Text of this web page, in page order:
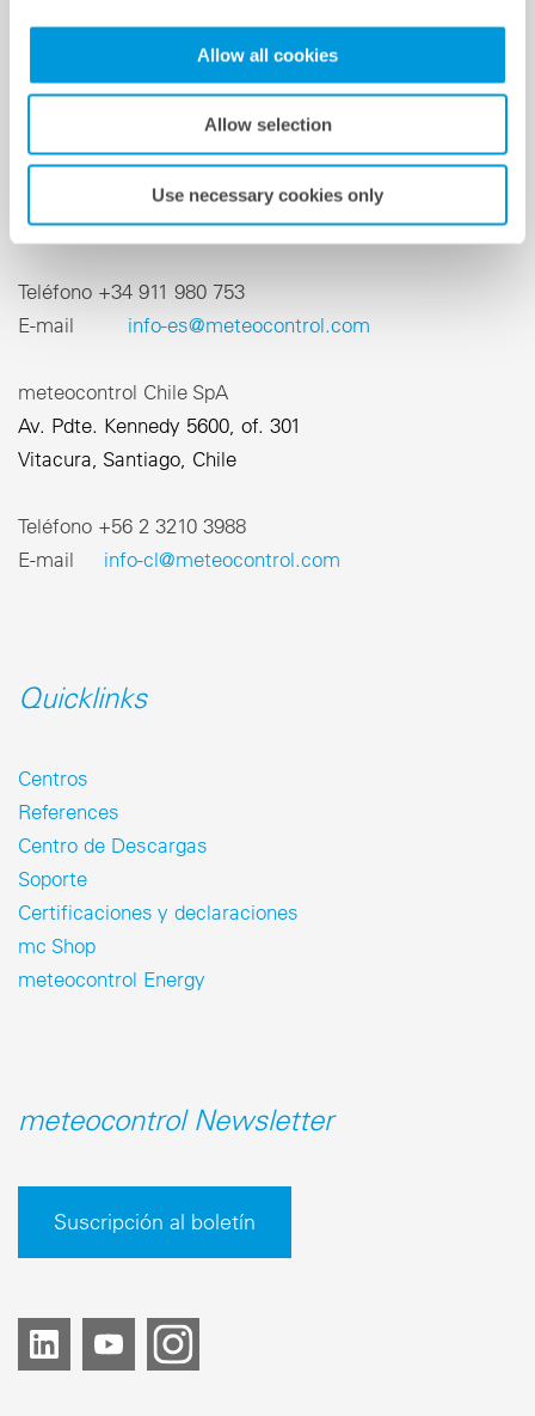
Allow all cookies
Allow selection
Use necessary cookies only
Contacto
meteocontrol Ibérica S.L.
CL Francisco Silvela 42
28028 Madrid | España
Teléfono +34 911 980 753
E-mail info-es@meteocontrol.com
meteocontrol Chile SpA
Av. Pdte. Kennedy 5600, of. 301
Vitacura, Santiago, Chile
Teléfono ‎+56 2 3210 3988
E-mail info-cl@meteocontrol.com
Quicklinks
Centros
References
Centro de Descargas
Soporte
Certificaciones y declaraciones
mc Shop
meteocontrol Energy
meteocontrol Newsletter
Suscripción al boletín